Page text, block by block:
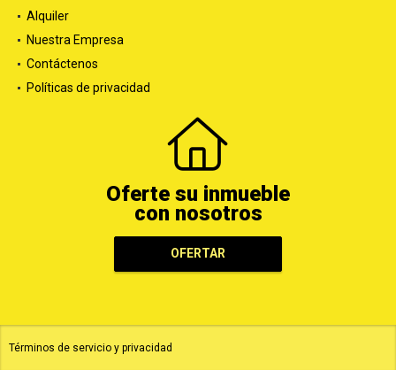
Alquiler
Nuestra Empresa
Contáctenos
Políticas de privacidad
Oferte su inmueble
con nosotros
OFERTAR
Términos de servicio y privacidad